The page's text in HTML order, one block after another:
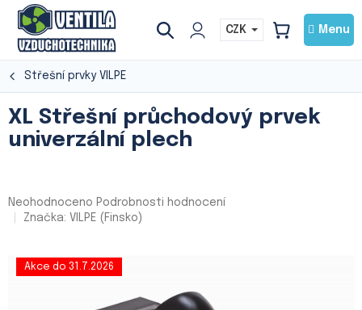
Přejít
obsah
CZK
NÁKUPNÍ
Střešní prvky VILPE
XL Střešní průchodový prvek
univerzální plech
Průměrné
hodnocení
Neohodnoceno Podrobnosti hodnocení
Značka: VILPE (Finsko)
Akce do 31.7.2026